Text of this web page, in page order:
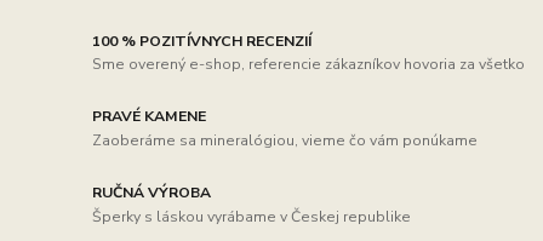
100 % POZITÍVNYCH RECENZIÍ
Sme overený e-shop, referencie zákazníkov hovoria za všetko
PRAVÉ KAMENE
Zaoberáme sa mineralógiou, vieme čo vám ponúkame
RUČNÁ VÝROBA
Šperky s láskou vyrábame v Českej republike